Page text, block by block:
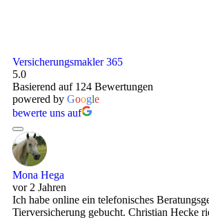
Versicherungsmakler 365
5.0
Basierend auf 124 Bewertungen
powered by Google
bewerte uns auf
Mona Hega
vor 2 Jahren
Ich habe online ein telefonisches
Tierversicherung gebucht. Christian Hecke